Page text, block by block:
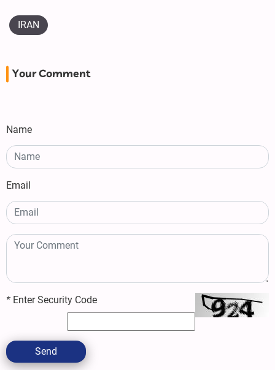
IRAN
Your Comment
Name
Email
* Enter Security Code
Send